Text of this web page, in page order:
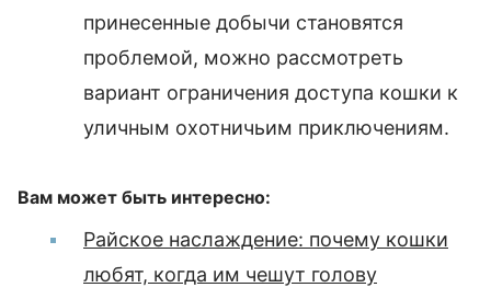
принесенные добычи становятся
проблемой, можно рассмотреть
вариант ограничения доступа кошки к
уличным охотничьим приключениям.
Вам может быть интересно:
Райское наслаждение: почему кошки
любят, когда им чешут голову